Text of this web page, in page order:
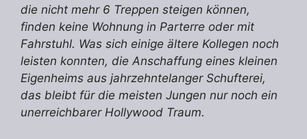
die nicht mehr 6 Treppen steigen können,
finden keine Wohnung in Parterre oder mit
Fahrstuhl. Was sich einige ältere Kollegen noch
leisten konnten, die Anschaffung eines kleinen
Eigenheims aus jahrzehntelanger Schufterei,
das bleibt für die meisten Jungen nur noch ein
unerreichbarer Hollywood Traum.